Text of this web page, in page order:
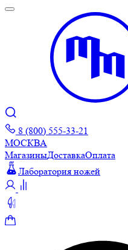
8 (800) 555-33-21
МОСКВА
МагазиныДоставкаОплата
Лаборатория ножей